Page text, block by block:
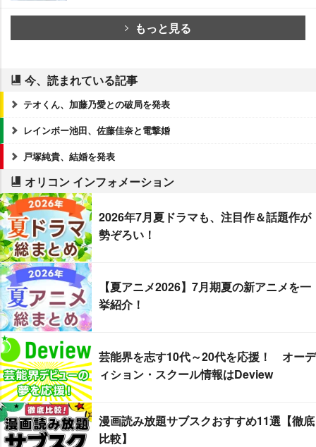
もっと見る
今、読まれている記事
テオくん、加藤乃愛との破局を発表
レインボー池田、佐藤佳奈と電撃婚
戸塚純貴、結婚を発表
オリコン インフォメーション
2026年7月夏ドラマも、注目作＆話題作が
勢ぞろい！
【夏アニメ2026】7月期夏の新アニメを一
挙紹介！
芸能界を志す10代～20代を応援！ オーデ
ィション・スクール情報はDeview
漫画読み放題サブスクおすすめ11選【徹底
比較】